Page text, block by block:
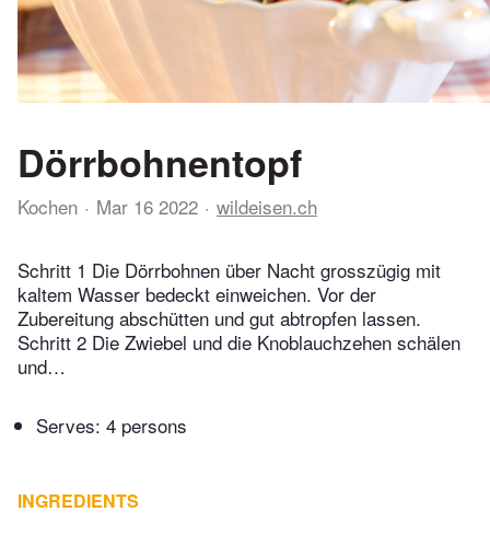
Dörrbohnentopf
Kochen Mar 16 2022 wildeisen.ch
Schritt 1 Die Dörrbohnen über Nacht grosszügig mit
kaltem Wasser bedeckt einweichen. Vor der
Zubereitung abschütten und gut abtropfen lassen.
Schritt 2 Die Zwiebel und die Knoblauchzehen schälen
und…
Serves: 4 persons
INGREDIENTS